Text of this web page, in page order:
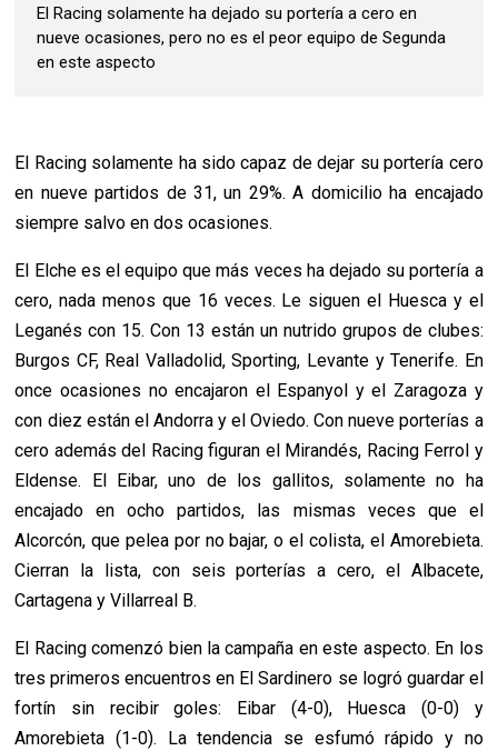
El Racing solamente ha dejado su portería a cero en
nueve ocasiones, pero no es el peor equipo de Segunda
en este aspecto
El Racing solamente ha sido capaz de dejar su portería cero
en nueve partidos de 31, un 29%. A domicilio ha encajado
siempre salvo en dos ocasiones.
El Elche es el equipo que más veces ha dejado su portería a
cero, nada menos que 16 veces. Le siguen el Huesca y el
Leganés con 15. Con 13 están un nutrido grupos de clubes:
Burgos CF, Real Valladolid, Sporting, Levante y Tenerife. En
once ocasiones no encajaron el Espanyol y el Zaragoza y
con diez están el Andorra y el Oviedo. Con nueve porterías a
cero además del Racing figuran el Mirandés, Racing Ferrol y
Eldense. El Eibar, uno de los gallitos, solamente no ha
encajado en ocho partidos, las mismas veces que el
Alcorcón, que pelea por no bajar, o el colista, el Amorebieta.
Cierran la lista, con seis porterías a cero, el Albacete,
Cartagena y Villarreal B.
El Racing comenzó bien la campaña en este aspecto. En los
tres primeros encuentros en El Sardinero se logró guardar el
fortín sin recibir goles: Eibar (4-0), Huesca (0-0) y
Amorebieta (1-0). La tendencia se esfumó rápido y no